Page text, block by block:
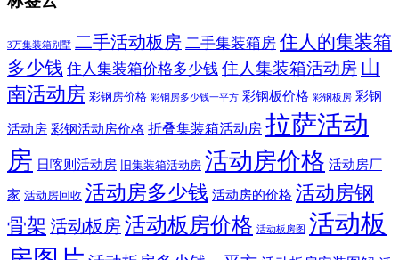
3万集装箱别墅 二手活动板房 二手集装箱房 住人的集装箱
多少钱 住人集装箱价格多少钱 住人集装箱活动房 山
南活动房 彩钢房价格 彩钢房多少钱一平方 彩钢板价格 彩钢板房 彩钢
活动房 彩钢活动房价格 折叠集装箱活动房 拉萨活动
房 日喀则活动房 旧集装箱活动房 活动房价格 活动房厂
家 活动房回收 活动房多少钱 活动房的价格 活动房钢
骨架 活动板房活动板房价格 活动板房图 活动板